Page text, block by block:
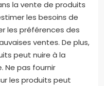
la vente de produits
les besoins de
les préférences des
ventes. De plus,
peut nuire à la
Ne pas fournir
les produits peut